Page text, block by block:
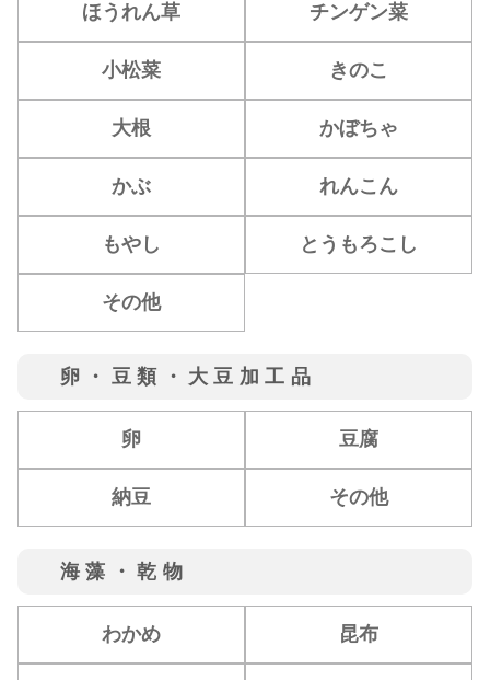
ほうれん草 チンゲン菜
小松菜 きのこ
大根 かぼちゃ
かぶ れんこん
もやし とうもろこし
その他
卵・豆類・大豆加工品
卵 豆腐
納豆 その他
海藻・乾物
わかめ 昆布